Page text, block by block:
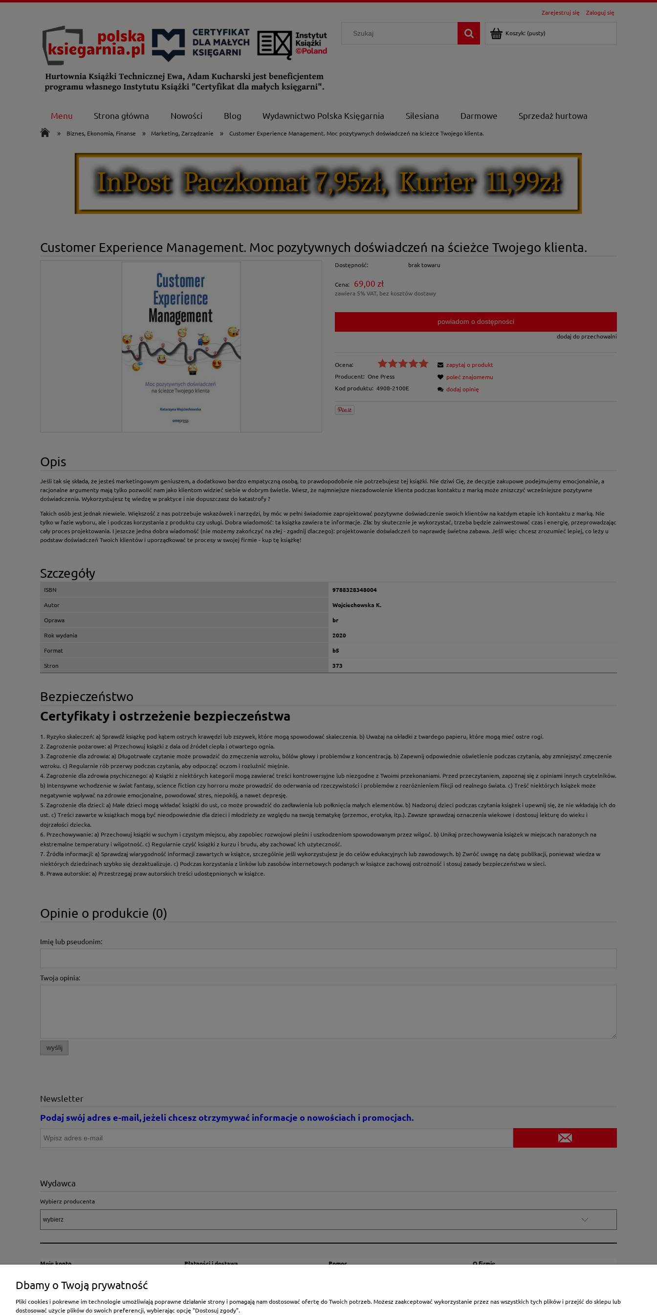
Zarejestruj się Zaloguj się
Koszyk: (pusty)
Menu Strona główna Nowości Blog Wydawnictwo Polska Księgarnia Silesiana Darmowe Sprzedaż hurtowa
» Biznes, Ekonomia, Finanse » Marketing, Zarządzanie » Customer Experience Management. Moc pozytywnych doświadczeń na ścieżce Twojego klienta.
Customer Experience Management. Moc pozytywnych doświadczeń na ścieżce Twojego klienta.
Dostępność: brak towaru
Cena: 69,00 zł
zawiera 5% VAT, bez kosztów dostawy
powiadom o dostępności
dodaj do przechowalni
Ocena:
Producent: One Press
Kod produktu: 4908-2100E
zapytaj o produkt
poleć znajomemu
dodaj opinię
Opis
Jeśli tak się składa, że jesteś marketingowym geniuszem, a dodatkowo bardzo empatyczną osobą, to prawdopodobnie nie potrzebujesz tej książki. Nie dziwi Cię, że decyzje zakupowe podejmujemy emocjonalnie, a
racjonalne argumenty mają tylko pozwolić nam jako klientom widzieć siebie w dobrym świetle. Wiesz, że najmniejsze niezadowolenie klienta podczas kontaktu z marką może zniszczyć wcześniejsze pozytywne
doświadczenia. Wykorzystujesz tę wiedzę w praktyce i nie dopuszczasz do katastrofy ?
Takich osób jest jednak niewiele. Większość z nas potrzebuje wskazówek i narzędzi, by móc w pełni świadomie zaprojektować pozytywne doświadczenie swoich klientów na każdym etapie ich kontaktu z marką. Nie
tylko w fazie wyboru, ale i podczas korzystania z produktu czy usługi. Dobra wiadomość: ta książka zawiera te informacje. Zła: by skutecznie je wykorzystać, trzeba będzie zainwestować czas i energię, przeprowadzając
cały proces projektowania. I jeszcze jedna dobra wiadomość (nie możemy zakończyć na złej - zgadnij dlaczego): projektowanie doświadczeń to naprawdę świetna zabawa. Jeśli więc chcesz zrozumieć lepiej, co leży u
podstaw doświadczeń Twoich klientów i uporządkować te procesy w swojej firmie - kup tę książkę!
Szczegóły
ISBN
9788328348004
Autor
Wojciechowska K.
Oprawa
br
Rok wydania
2020
Format
b5
Stron
373
Bezpieczeństwo
Certyfikaty i ostrzeżenie bezpieczeństwa
1. Ryzyko skaleczeń: a) Sprawdź książkę pod kątem ostrych krawędzi lub zszywek, które mogą spowodować skaleczenia. b) Uważaj na okładki z twardego papieru, które mogą mieć ostre rogi.
2. Zagrożenie pożarowe: a) Przechowuj książki z dala od źródeł ciepła i otwartego ognia.
3. Zagrożenie dla zdrowia: a) Długotrwałe czytanie może prowadzić do zmęczenia wzroku, bólów głowy i problemów z koncentracją. b) Zapewnij odpowiednie oświetlenie podczas czytania, aby zmniejszyć zmęczenie
wzroku. c) Regularnie rób przerwy podczas czytania, aby odpocząć oczom i rozluźnić mięśnie.
4. Zagrożenie dla zdrowia psychicznego: a) Książki z niektórych kategorii mogą zawierać treści kontrowersyjne lub niezgodne z Twoimi przekonaniami. Przed przeczytaniem, zapoznaj się z opiniami innych czytelników.
b) Intensywne wchodzenie w świat fantasy, science fiction czy horroru może prowadzić do oderwania od rzeczywistości i problemów z rozróżnieniem fikcji od realnego świata. c) Treść niektórych książek może
negatywnie wpływać na zdrowie emocjonalne, powodować stres, niepokój, a nawet depresję.
5. Zagrożenie dla dzieci: a) Małe dzieci mogą wkładać książki do ust, co może prowadzić do zadławienia lub połknięcia małych elementów. b) Nadzoruj dzieci podczas czytania książek i upewnij się, że nie wkładają ich do
ust. c) Treści zawarte w książkach mogą być nieodpowiednie dla dzieci i młodzieży ze względu na swoją tematykę (przemoc, erotyka, itp.). Zawsze sprawdzaj oznaczenia wiekowe i dostosuj lekturę do wieku i
dojrzałości dziecka.
6. Przechowywanie: a) Przechowuj książki w suchym i czystym miejscu, aby zapobiec rozwojowi pleśni i uszkodzeniom spowodowanym przez wilgoć. b) Unikaj przechowywania książek w miejscach narażonych na
ekstremalne temperatury i wilgotność. c) Regularnie czyść książki z kurzu i brudu, aby zachować ich użyteczność.
7. Źródła informacji: a) Sprawdzaj wiarygodność informacji zawartych w książce, szczególnie jeśli wykorzystujesz je do celów edukacyjnych lub zawodowych. b) Zwróć uwagę na datę publikacji, ponieważ wiedza w
niektórych dziedzinach szybko się dezaktualizuje. c) Podczas korzystania z linków lub zasobów internetowych podanych w książce zachowaj ostrożność i stosuj zasady bezpieczeństwa w sieci.
8. Prawa autorskie: a) Przestrzegaj praw autorskich treści udostępnionych w książce.
Opinie o produkcie (0)
Imię lub pseudonim:
Twoja opinia:
wyślij
Newsletter
Podaj swój adres e-mail, jeżeli chcesz otrzymywać informacje o nowościach i promocjach.
Wydawca
Wybierz producenta
Moje konto
Twoje zamówienia
Przechowalnia
Płatności i dostawa
Płatność
Pomoc
Polityka cookies
O firmie
Blog
Dbamy o Twoją prywatność
Pliki cookies i pokrewne im technologie umożliwiają poprawne działanie strony i pomagają nam dostosować ofertę do Twoich potrzeb. Możesz zaakceptować wykorzystanie przez nas wszystkich tych plików i przejść do sklepu lub
dostosować użycie plików do swoich preferencji, wybierając opcję "Dostosuj zgody".